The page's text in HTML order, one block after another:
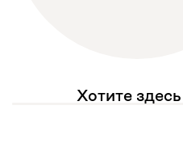
Хотите здесь